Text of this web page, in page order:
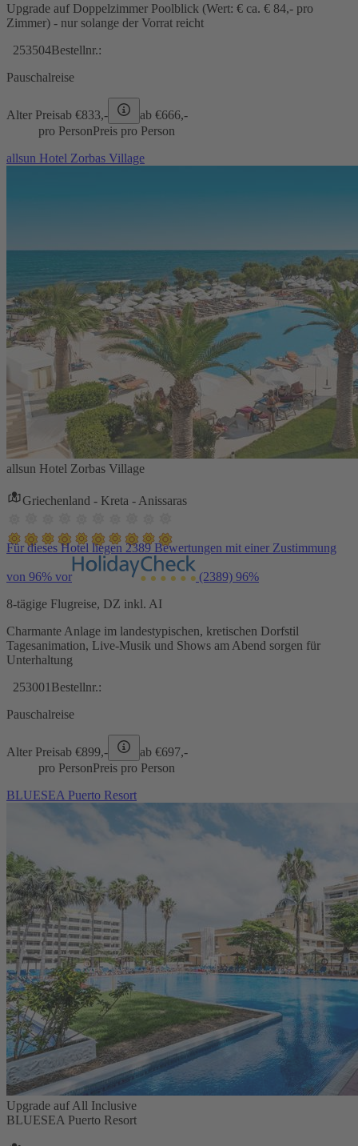
Upgrade auf Doppelzimmer Poolblick (Wert: € ca. € 84,- pro
Zimmer) - nur solange der Vorrat reicht
253504Bestellnr.:
Pauschalreise
Alter Preisab €833,- ab €666,-
pro PersonPreis pro Person
allsun Hotel Zorbas Village
allsun Hotel Zorbas Village
Griechenland - Kreta - Anissaras
Für dieses Hotel liegen 2389 Bewertungen mit einer Zustimmung
von 96% vor (2389) 96%
8-tägige Flugreise, DZ inkl. AI
Charmante Anlage im landestypischen, kretischen Dorfstil
Tagesanimation, Live-Musik und Shows am Abend sorgen für
Unterhaltung
253001 Bestellnr.:
Pauschalreise
Alter Preisab €899,- ab €697,-
pro PersonPreis pro Person
BLUESEA Puerto Resort
Upgrade auf All Inclusive
BLUESEA Puerto Resort